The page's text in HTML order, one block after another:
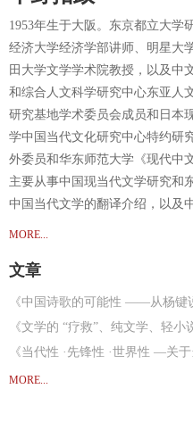
1953年生于大阪。东京都立大学
经济大学经济学部讲师、明星大
田大学文学学术院教授，以及中
和综合人文科学研究中心东亚人
研究基地学术委员会成员和日本
学中国当代文化研究中心特约研
外委员和华东师范大学《现代中
主要从事中国现当代文学研究和
中国当代文学的翻译介绍，以及
MORE...
文章
《中国诗歌的可能性 ——从杨键
《文学的 “疗救”、纯文学、轻小
《当代性 ·先锋性 ·世界性 —关
《从青年亚文化看文化动员模式
MORE...